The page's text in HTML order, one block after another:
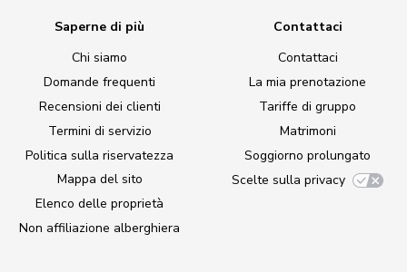
Saperne di più
Chi siamo
Domande frequenti
Recensioni dei clienti
Termini di servizio
Politica sulla riservatezza
Mappa del sito
Elenco delle proprietà
Non affiliazione alberghiera
Contattaci
Contattaci
La mia prenotazione
Tariffe di gruppo
Matrimoni
Soggiorno prolungato
Scelte sulla privacy